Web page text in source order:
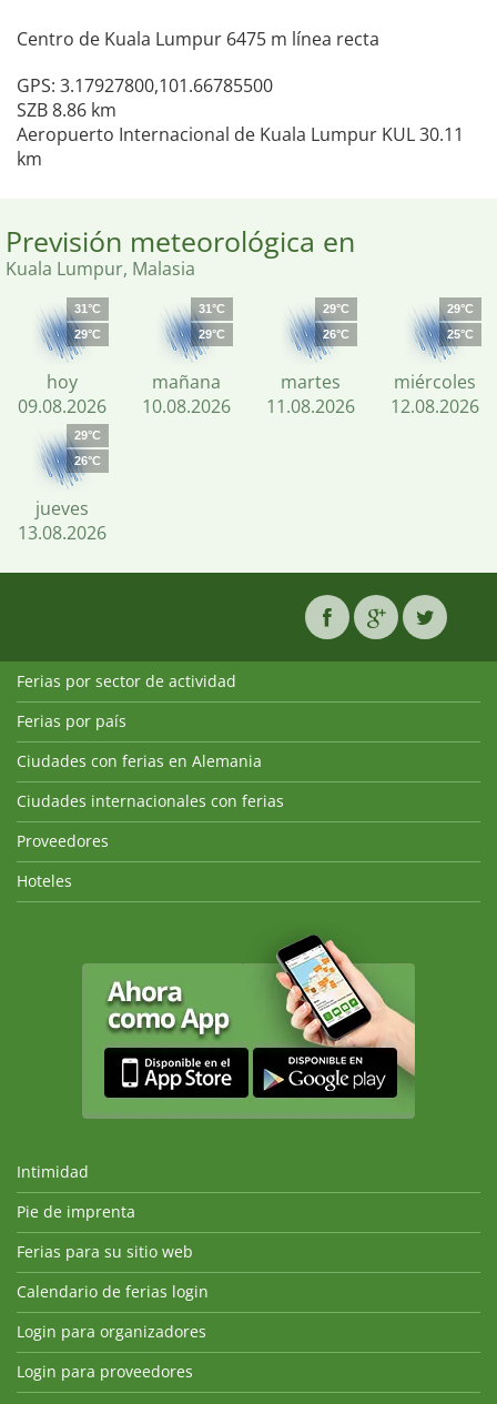
Centro de Kuala Lumpur 6475 m línea recta
GPS: 3.17927800,101.66785500
SZB 8.86 km
Aeropuerto Internacional de Kuala Lumpur KUL 30.11
km
Previsión meteorológica en
Kuala Lumpur, Malasia
31°C
29°C
hoy
09.08.2026
31°C
29°C
mañana
10.08.2026
29°C
26°C
martes
11.08.2026
29°C
25°C
miércoles
12.08.2026
29°C
26°C
jueves
13.08.2026
Ferias por sector de actividad
Ferias por país
Ciudades con ferias en Alemania
Ciudades internacionales con ferias
Proveedores
Hoteles
Intimidad
Pie de imprenta
Ferias para su sitio web
Calendario de ferias login
Login para organizadores
Login para proveedores